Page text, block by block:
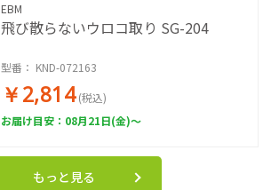
EBM
飛び散らないウロコ取り SG-204
型番： KND-072163
￥2,814 (税込)
お届け目安：08月21日(金)～
もっと見る